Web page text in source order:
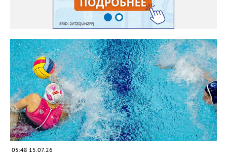
05:48 15.07.26